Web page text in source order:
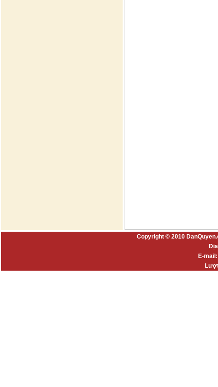
Copyright © 2010
E-